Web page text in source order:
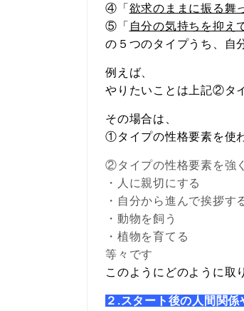
④「 欲求のままに振る舞
⑤「 自分の気持ちを抑え
の５つのタイプうち、自
例えば、
やりたいことは上記②タ
その場合は、
①タイプの性格要素を使
②タイプの性格要素を強
・人に親切にする
・自分から進んで挨拶す
・動物を飼う
・植物を育てる
等々です
このようにどのように取
２.スタート後の人間関